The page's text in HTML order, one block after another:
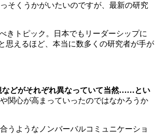
そくうかがいたいのですが、最新の研究
きトピック。日本でもリーダーシップに
思えるほど、本当に数多くの研究者が手が
などがそれぞれ異なっていて当然……とい
関心が高まっていったのではなかろうか
うようなノンバーバルコミュニケーショ